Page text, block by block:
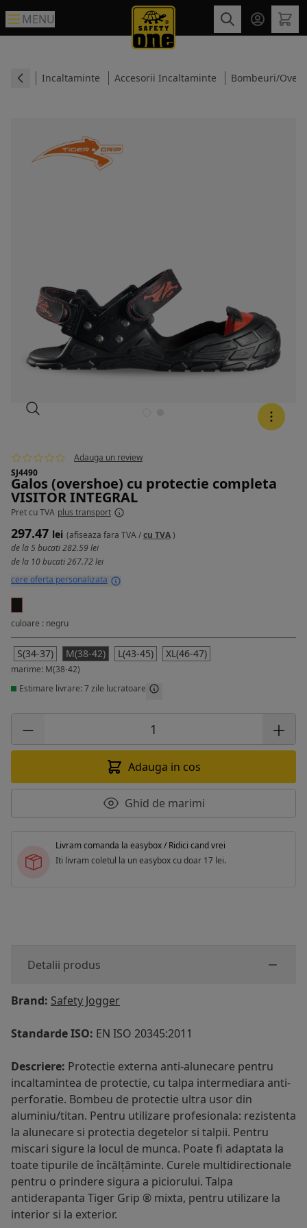
MENU
Incaltaminte Accesorii Incaltaminte Bombeuri/
SJ4490
Galos (overshoe) cu protectie completa
VISITOR INTEGRAL
Adauga un review
Pretcu TVA plus transport
297.47 lei (afiseaza fara TVA/cu TVA)
de la 5 bucati282.59 lei
de la 10 bucati267.72 lei
cere oferta personalizata
culoare : negru
S(34-37) M(38-42) L(43-45) XL(46-47)
marime: M(38-42)
Estimare livrare: 7 zile lucratoare
Adauga in cos
Ghid de marimi
Livram comanda la easybox / Ridici cand vrei
Iti livram coletul la un easybox cu doar 17 lei.
Detalii produs
Brand: Safety Jogger
Standarde ISO: EN ISO 20345:2011
Descriere: Protectie externa anti-alunecare pentru
incaltamintea de protectie, cu talpa intermediara anti-
perforatie. Bombeu de protectie ultra usor din
aluminiu/titan. Pentru utilizare profesionala: rezistenta
la alunecare si protectia degetelor si talpii. Pentru
miscari sigure la locul de munca. Poate fi adaptata la
toate tipurile de încălțăminte. Curele multidirectionale
pentru o prindere sigura a piciorului. Talpa
antiderapanta Tiger Grip ® mixta, pentru utilizare la
interior si la exterior.